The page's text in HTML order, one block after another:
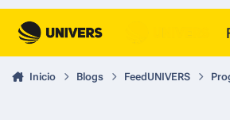
Inicio Blogs FeedUNIVERS